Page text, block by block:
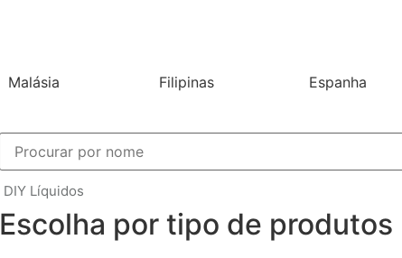
Malásia Filipinas Espanha
DIY Líquidos
Escolha por tipo de produtos